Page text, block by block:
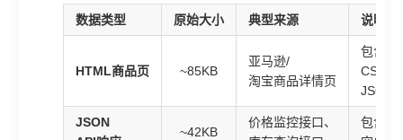
数据类型 原始大小 典型来源 说明
HTML商品页 ~85KB
亚马逊/
淘宝商品详情页
包含大
CSS、
JSON-
JSON
~42KB
价格监控接口、
包含大